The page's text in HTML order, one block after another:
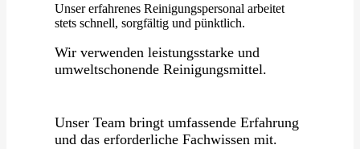
Unser erfahrenes Reinigungspersonal arbeitet
stets schnell, sorgfältig und pünktlich.
Wir verwenden leistungsstarke und
umweltschonende Reinigungsmittel.
Unser Team bringt umfassende Erfahrung
und das erforderliche Fachwissen mit.